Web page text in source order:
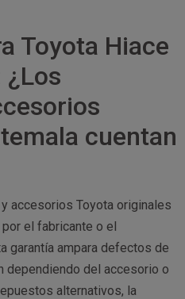
Toyota Hiace
¿Los
cuentan
accesorios Toyota originales
el fabricante o el
garantía ampara defectos de
dependiendo del accesorio o
alternativos, la